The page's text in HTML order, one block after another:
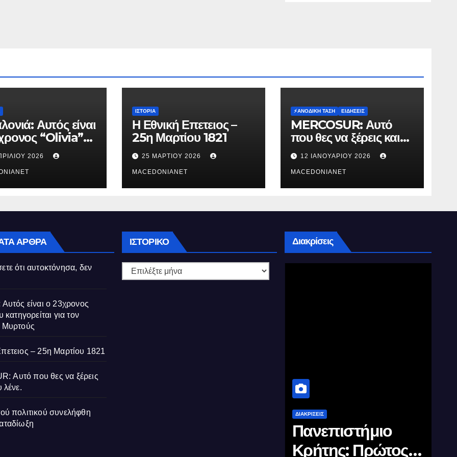
Αυτός είναι
“Olivia”
για
της
2026
ΙΣΤΟΡΊΑ
Η Εθνική Επετειος –
25η Μαρτίου 1821
25 ΜΑΡΤΊΟΥ 2026
MACEDONIANET
⚡️ΑΝΟΔΙΚΉ ΤΆΣΗ ΕΙΔΉΣΕΙΣ
MERCOSUR: Αυτό
που θες να ξέρεις και
δεν σου λένε.
12 ΙΑΝΟΥΑΡΊΟΥ 2026
MACEDONIANET
ΆΡΘΡΑ
ότι αυτοκτόνησα, δεν
Αυτός είναι ο 23χρονος
για τον
Μυρτούς
– 25η Μαρτίου 1821
Αυτό που θες να ξέρεις
λένε.
πολιτικού συνελήφθη
ΙΣΤΟΡΙΚΌ Ιστορικό Διακρίσεις
ΔΙΑΚΡΊΣΕΙΣ ΔΙΑΚΡΊΣΕΙΣ
Πανεπιστήμιο
Κρήτης: Πρώτος